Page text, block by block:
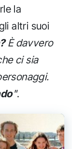
la
altri suoi
È davvero
ci sia
".